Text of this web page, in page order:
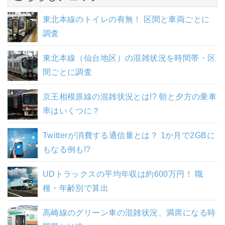
東北本線のトイレの有無！ 区間と車両ごとに
調査
東北本線（仙台地区）の混雑状況を時間帯・区
間ごとに調査
京王相模原線の混雑状況とは!? 朝と夕方の乗車
率はいくつに？
Twitterが消費する通信量とは？ 1か月で2GBに
もなる例も!?
UDトラックスの平均年収は約600万円！ 職
種・年齢別で算出
高崎線のグリーン車の混雑状況、満席になる時